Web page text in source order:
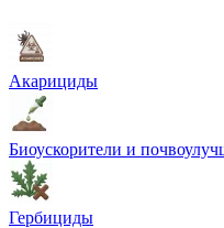
Акарициды
Биоускорители и
Гербициды